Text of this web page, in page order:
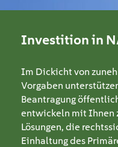
Investition in
Im Dickicht von
Vorgaben
Beantragung
entwickeln mit Ihnen
Lösungen, die
Einhaltung des